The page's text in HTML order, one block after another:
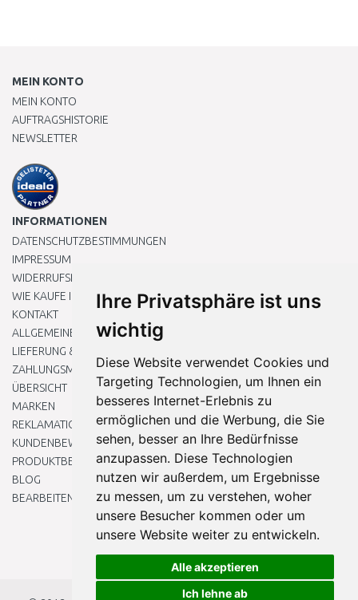
Ihre Privatsphäre ist uns
wichtig
Diese Website verwendet Cookies und
Targeting Technologien, um Ihnen ein
besseres Internet-Erlebnis zu
ermöglichen und die Werbung, die Sie
sehen, besser an Ihre Bedürfnisse
anzupassen. Diese Technologien
nutzen wir außerdem, um Ergebnisse
zu messen, um zu verstehen, woher
unsere Besucher kommen oder um
unsere Website weiter zu entwickeln.
Alle akzeptieren
Ich lehne ab
MEIN KONTO
MEIN KONTO
AUFTRAGSHISTORIE
NEWSLETTER
INFORMATIONEN
DATENSCHUTZBESTIMMUNGEN
IMPRESSUM
WIDERRUFSRECHT
WIE KAUFE ICH EIN?
KONTAKT
ALLGEMEINEN GESCHÄFTSBEDINGUNGEN
LIEFERUNG & ZAHLUNG
ZAHLUNGSMETHODEN
ÜBERSICHT
MARKEN
REKLAMATIONEN UND RETOUREN
KUNDENBEWERTUNG
PRODUKTBEWERTUNG
BLOG
BEARBEITEN SIE MEINE COOKIE-EINSTELLUNGEN